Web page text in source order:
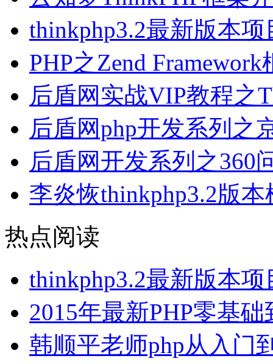
thinkphp3.2最新版本
PHP之Zend
后盾网实战VIP教程之
后盾网php开发系列之
后盾网开发系列之360
李炎恢thinkphp3.2版
热点阅读
thinkphp3.2最新版本
2015年最新PHP零基
韩顺平老师php从入门